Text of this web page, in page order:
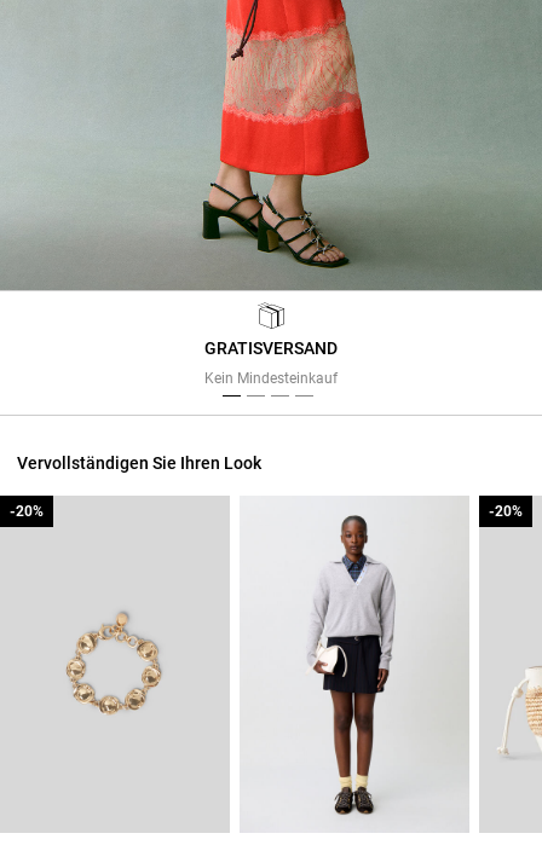
GRATISVERSAND
Kein Mindesteinkauf
Vervollständigen Sie Ihren Look
-20%
-20% -20%
-20%